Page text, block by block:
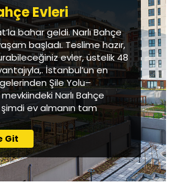
Evleri
bahar geldi. Narlı Bahçe
başladı. Teslime hazır,
evler, üstelik 48
İstanbul’un en
Şile Yolu–
Narlı Bahçe
ev almanın tam
Git